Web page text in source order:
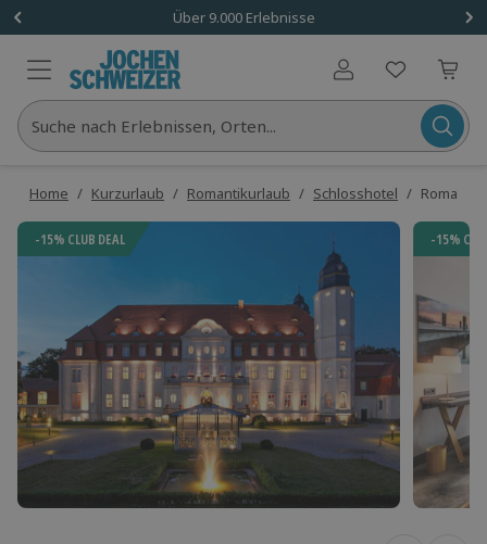
Über 9.000 Erlebnisse
Benutzerkonto
Suche nach Erlebnissen, Orten...
Home / Kurzurlaub / Romantikurlaub / Schlosshotel /
-15% CLUB DEAL -15%